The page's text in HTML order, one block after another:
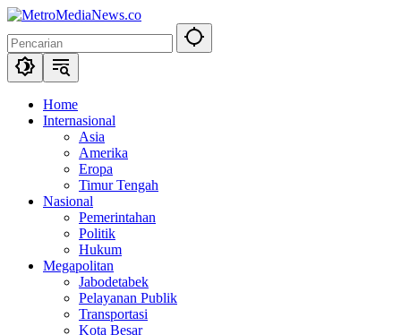
Langsung
konten
Home
Internasional
Asia
Amerika
Eropa
Timur Tengah
Nasional
Pemerintahan
Politik
Hukum
Megapolitan
Jabodetabek
Pelayanan Publik
Transportasi
Kota Besar